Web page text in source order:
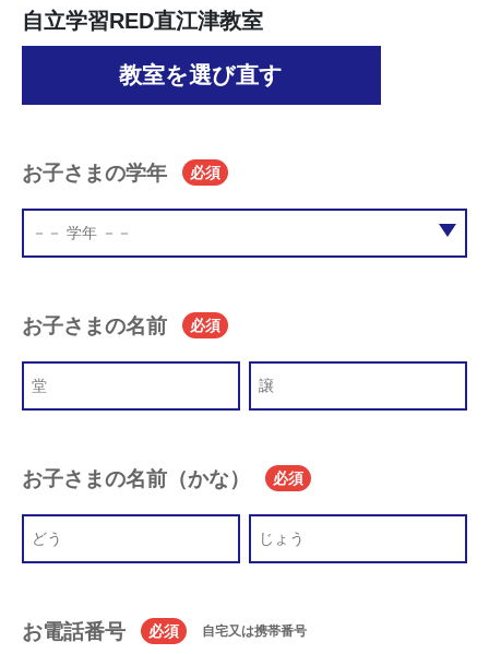
自立学習RED直江津教室
教室を選び直す
お子さまの学年 必須
お子さまの名前 必須
お子さまの名前（かな） 必須
お電話番号 必須 自宅又は携帯番号